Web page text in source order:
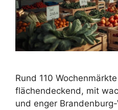
Rund 110
flächendeckend, mit
und enger